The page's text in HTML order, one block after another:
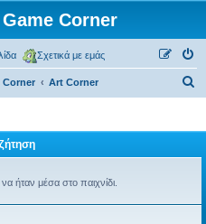
Corner
Σχετικά με εμάς
Art Corner
ήταν μέσα στο παιχνίδι.